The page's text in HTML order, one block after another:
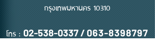
กรุงเทพมหานคร 10310
โทร : 02-538-0337 / 063-8398797